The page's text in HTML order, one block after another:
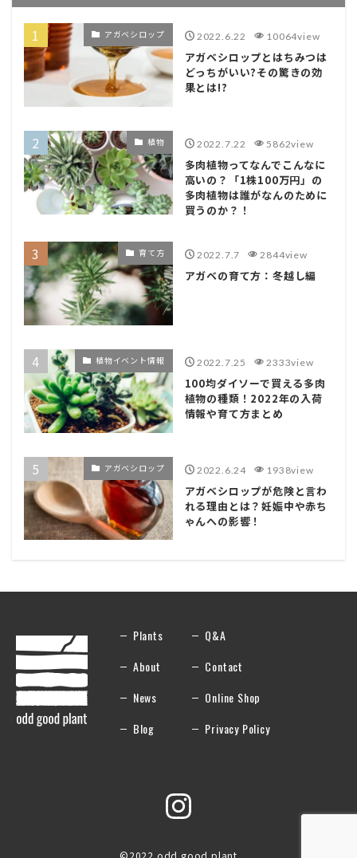
アガベシロップ 2022.6.22 10064view
アガベシロップとはちみつは
どっちがいい?その驚きの効
果とは!?
植物 2022.7.22 5862view
多肉植物ってなんでこんなに
高いの？「1株100万円」の
多肉植物は誰がなんのために
買うのか？！
育て方 2022.7.7 2844view
アガベの育て方：冬越し編
植物イベント情報 2022.7.25 2333view
100均ダイソーで買える多肉
植物の種類！2022年の入荷
情報や育て方まとめ
アガベシロップ 2022.6.24 1938view
アガベシロップが危険と言わ
れる理由とは？妊娠中や赤ち
ゃんへの影響！
Plants
About
News
Blog
Q&A
Contact
Online Shop
Privacy Policy